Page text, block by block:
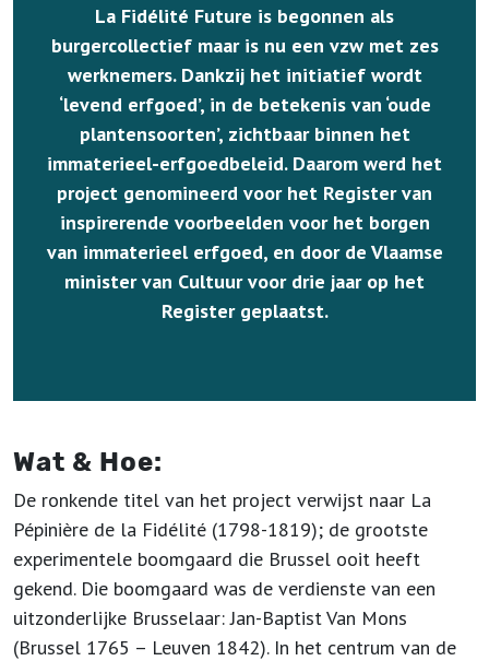
La Fidélité Future is begonnen als
burgercollectief maar is nu een vzw met zes
werknemers. Dankzij het initiatief wordt
‘levend erfgoed’, in de betekenis van ‘oude
plantensoorten’, zichtbaar binnen het
immaterieel-erfgoedbeleid. Daarom werd het
project genomineerd voor het Register van
inspirerende voorbeelden voor het borgen
van immaterieel erfgoed, en door de Vlaamse
minister van Cultuur voor drie jaar op het
Register geplaatst.
Wat & Hoe:
De ronkende titel van het project verwijst naar La
Pépinière de la Fidélité (1798-1819); de grootste
experimentele boomgaard die Brussel ooit heeft
gekend. Die boomgaard was de verdienste van een
uitzonderlijke Brusselaar: Jan-Baptist Van Mons
(Brussel 1765 – Leuven 1842). In het centrum van de